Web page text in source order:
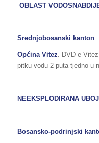
OBLAST
Srednjobosanski kanton
Općina Vitez. DVD-e
pitku vodu 2 puta tjedno u
NEEKSPLODIRANA
Bosansko-podrinjski